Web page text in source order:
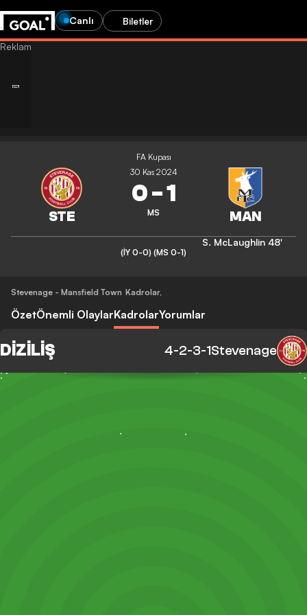
Canlı Biletler
FA Kupası
30 Kas 2024
0-1
MS
S. McLaughlin 48'
(İY 0-0) (MS 0-1)
Stevenage - Mansfield Town Kadrolar,
ÖzetÖnemli OlaylarKadrolarYorumlar
Stevenage
4-2-3-1
DIZILIŞ